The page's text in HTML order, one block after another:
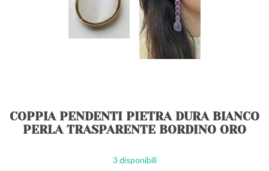
COPPIA PENDENTI PIETRA DURA BIANCO
PERLA TRASPARENTE BORDINO ORO
3 disponibili